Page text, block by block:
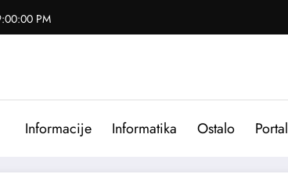
PM
Informacije Informatika Ostalo Portal